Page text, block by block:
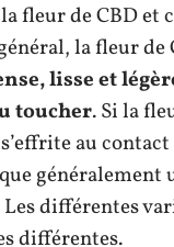
fleur de CBD et
la fleur de
lisse et
toucher. Si la
au
généralement
différentes
différentes.